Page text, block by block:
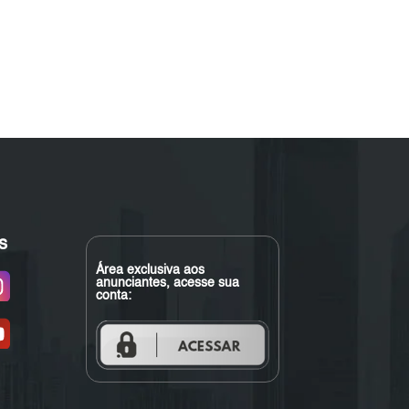
Área exclusiva aos
anunciantes, acesse sua
conta: